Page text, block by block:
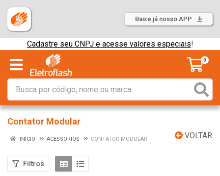
Baixe já nosso APP
Cadastre seu CNPJ e acesse valores especiais!
0
Contator Modular
VOLTAR
INÍCIO ACESSORIOS CONTATOR MODULAR
Filtros